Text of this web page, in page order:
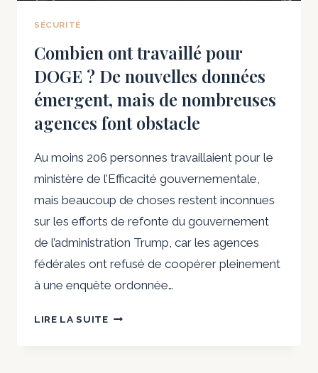
PETITS
SÉCURITÉ
Combien ont travaillé pour
DOGE ? De nouvelles données
émergent, mais de nombreuses
agences font obstacle
Au moins 206 personnes travaillaient pour le
ministère de l’Efficacité gouvernementale,
mais beaucoup de choses restent inconnues
sur les efforts de refonte du gouvernement
de l’administration Trump, car les agences
fédérales ont refusé de coopérer pleinement
à une enquête ordonnée…
LIRE LA SUITECOMBIEN